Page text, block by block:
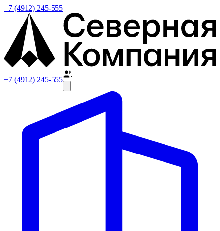
+7 (4912) 245-555
+7 (4912) 245-555